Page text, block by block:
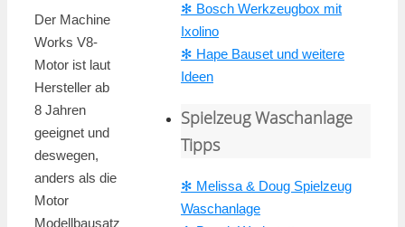
Der Machine
Works V8-
Motor ist laut
Hersteller ab
8 Jahren
geeignet und
deswegen,
anders als die
Motor
Modellbausatz
✻ Bosch Werkzeugbox mit
Ixolino
✻ Hape Bauset und weitere
Ideen
Spielzeug Waschanlage
Tipps
✻ Melissa & Doug Spielzeug
Waschanlage